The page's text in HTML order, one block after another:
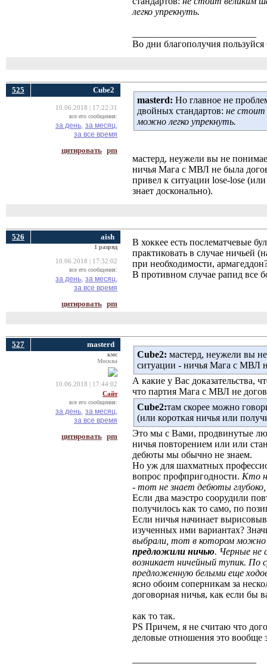
легко упрекнуть.
Во дни благополучия
525 Cube2
10.06.2018 | 17:22:31
все его сообщения:
за день, за месяц,
за все время
цитировать pm
masterd: Но главное не
двойных стандартов: не стоит
можно легко упрекнуть.
мастерд, неужели вы не
ничья Мага с МВЛ не была
привел к ситуации lose-lose
знает досконально).
526 aish
1 разряд
10.06.2018 | 17:32:02
все его сообщения:
за день, за месяц,
за все время
цитировать pm
В хоккее есть послематчевые
практиковать в случае ничьей
при необходимости,
В противном случае рапид все
527 masterd
кмс
Москва
10.06.2018 | 17:44:02
Сайт
все его сообщения:
за день, за месяц,
за все время
цитировать pm
Cube2: мастерд, неужели вы
ситуации - ничья Мага с МВЛ
А какие у Вас доказательства,
что партия Мага с МВЛ не
Cube2:там скорее можно
(или короткая ничья или
Это мы с Вами, продвинутые
ничья повторением или или
дебюты мы обычно не знаем.
Но уж для шахматных
вопрос профпригодности. Кто
- тот не знает дебюты
Если два маэстро соорудили
получилось как то само, по
Если ничья начинает
изученных ими вариантах?
выбрали, тот в котором
предложили ничью. Черные не
возникает ничейный тупик. По
предложенную белыми еще
ясно обоим соперникам за
договорная ничья, как если бы
как то так.
PS Причем, я не считаю что
деловые отношения это